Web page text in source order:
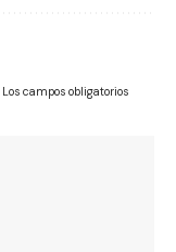
Los campos obligatorios